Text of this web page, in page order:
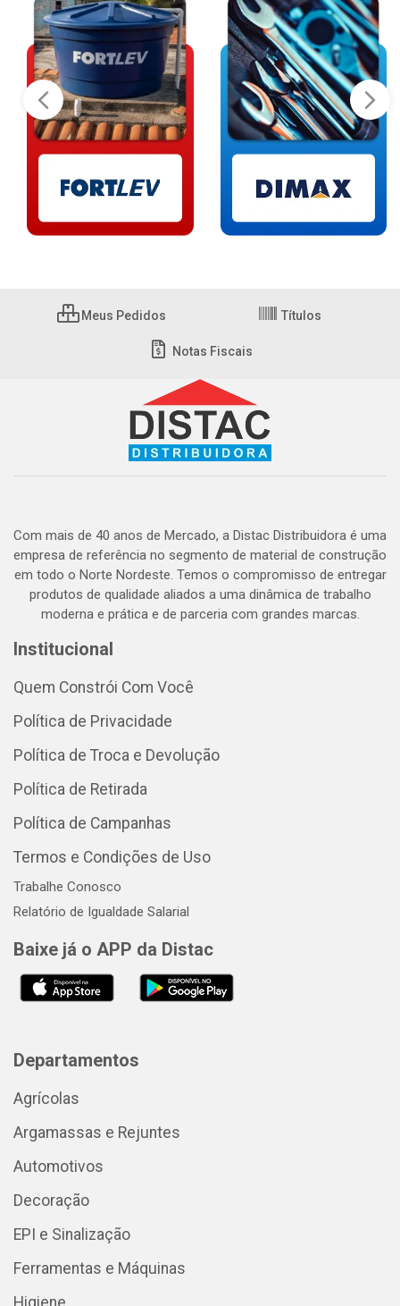
Meus Pedidos Títulos
Notas Fiscais
Com mais de 40 anos de Mercado, a Distac Distribuidora é uma
empresa de referência no segmento de material de construção
em todo o Norte Nordeste. Temos o compromisso de entregar
produtos de qualidade aliados a uma dinâmica de trabalho
moderna e prática e de parceria com grandes marcas.
Institucional
Quem Constrói Com Você
Política de Privacidade
Política de Troca e Devolução
Política de Retirada
Política de Campanhas
Termos e Condições de Uso
Trabalhe Conosco
Relatório de Igualdade Salarial
Baixe já o APP da Distac
Departamentos
Agrícolas
Argamassas e Rejuntes
Automotivos
Decoração
EPI e Sinalização
Ferramentas e Máquinas
Higiene